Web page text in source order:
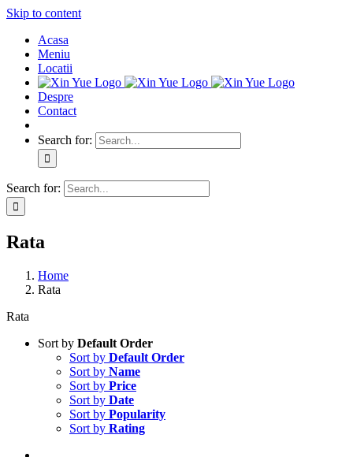
Skip to content
Acasa
Meniu
Locatii
Despre
Contact
Search for:
Search for:
Rata
Home
Rata
Rata
Sort by Default Order
Sort by Default Order
Sort by Name
Sort by Price
Sort by Date
Sort by Popularity
Sort by Rating